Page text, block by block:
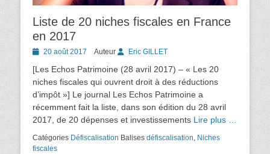
Liste de 20 niches fiscales en France
en 2017
Posted20 août 2017 Auteur Eric GILLET
[Les Echos Patrimoine (28 avril 2017) – « Les 20
niches fiscales qui ouvrent droit à des réductions
d’impôt »] Le journal Les Echos Patrimoine a
récemment fait la liste, dans son édition du 28 avril
2017, de 20 dépenses et investissements Lire plus …
Catégories Défiscalisation Balises défiscalisation, Niches
fiscales